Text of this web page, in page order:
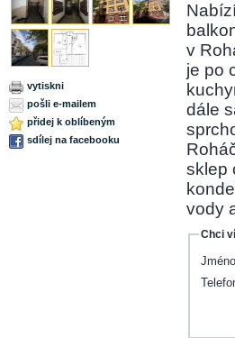
vytiskni
pošli e-mailem
přidej k oblíbeným
sdílej na facebooku
v
je po
dále
sklep
vody
Chci